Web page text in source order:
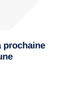
prochaine